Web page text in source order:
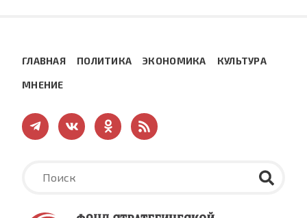
ГЛАВНАЯ ПОЛИТИКА ЭКОНОМИКА КУЛЬТУРА
МНЕНИЕ